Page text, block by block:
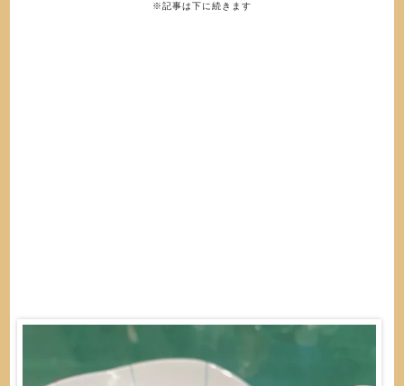
※記事は下に続きます